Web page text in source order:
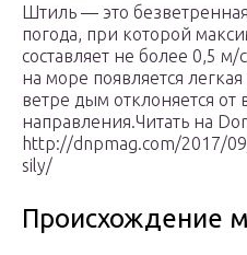
Штиль — это
погода, при которой
составляет не более 0,5 м/
на море появляется
ветре дым отклоняется от
направления.Читать на
http://dnpmag.com/2017/
sily/
Происхождение